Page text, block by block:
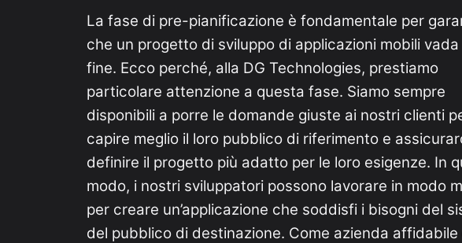
La fase di pre-pianificazione è fondamentale per
che un progetto di sviluppo di applicazioni mobili
fine. Ecco perché, alla DG Technologies, prestiamo
particolare attenzione a questa fase. Siamo sempre
disponibili a porre le domande giuste ai nostri clienti
capire meglio il loro pubblico di riferimento e
definire il progetto più adatto per le loro esigenze. In
modo, i nostri sviluppatori possono lavorare in modo
per creare un’applicazione che soddisfi i bisogni del
del pubblico di destinazione. Come azienda affidabile